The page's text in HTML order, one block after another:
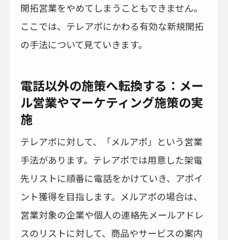
開拓営業をやめてしまうこともできません。
ここでは、テレアポにかわる有効な新規開拓
の手法について見ていきます。
電話以外の施策へ転換する：メー
ル営業やマーケティング施策の実
施
テレアポに対して、「メルアポ」という営業
手法があります。テレアポでは用意した架電
先リストに順番に電話をかけていき、アポイ
ント獲得を目指します。メルアポの場合は、
営業対象の企業や個人の連絡先メールアドレ
スのリストに対して、商品やサービスの案内